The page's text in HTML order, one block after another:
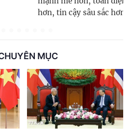
hơn, tin cậy sâu sắc hơn
MỤC